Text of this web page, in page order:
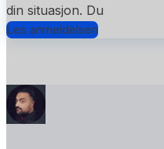
din situasjon. Du
Les anmeldelsen